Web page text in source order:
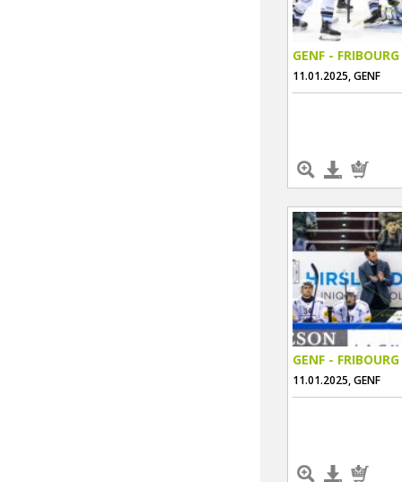
GENF - FRIBOURG
11.01.2025, GENF
GENF - FRIBOURG
11.01.2025, GENF